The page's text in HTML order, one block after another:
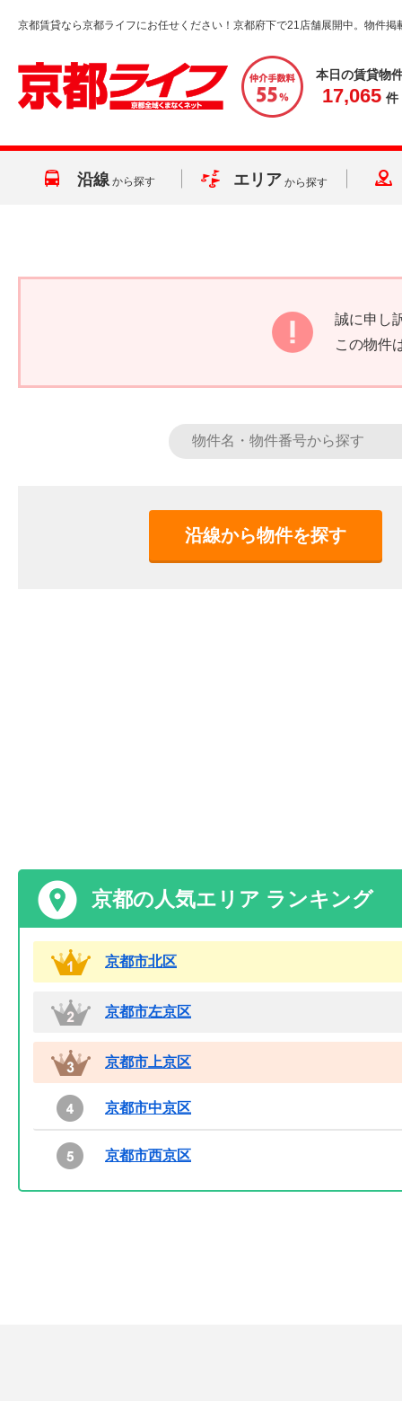
京都賃貸なら京都ライフにお任せください！京都府下で21店舗展開中。物件掲
本日の賃貸物
17,065 件
沿線 から探す エリア から探す
誠に申し
この物件
沿線から物件を探す
京都の人気エリア ランキング
京都市北区
京都市左京区
京都市上京区
京都市中京区
京都市西京区